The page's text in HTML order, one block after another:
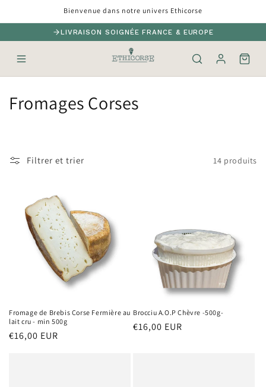
au
Bienvenue dans notre univers Ethicorse
LIVRAISON SOIGNÉE FRANCE & EUROPE
C
n
:
Fromages Corses
Filtrer et trier 14 produits
Fromage de Brebis Corse Fermière au
lait cru - min 500g
Prix
€16,00 EUR
Brocciu A.O.P Chèvre -500g-
Prix
€16,00 EUR